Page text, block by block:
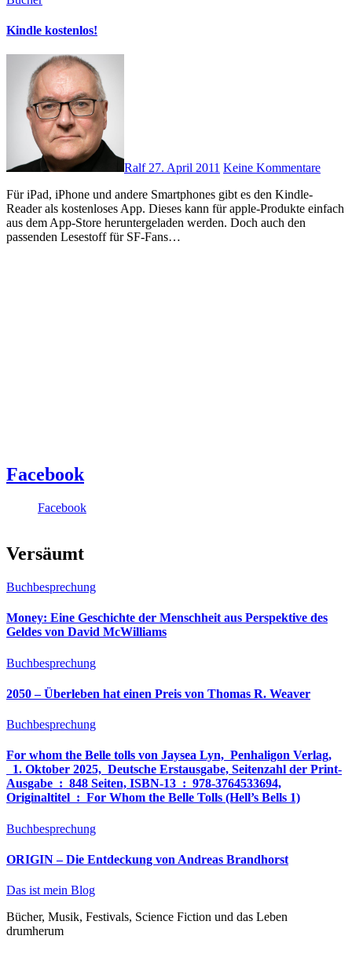
Kindle kostenlos!
Ralf27. April 2011 Keine Kommentare
Für iPad, iPhone und andere Smartphones gibt es den Kindle-
Reader als kostenloses App. Dieses kann für apple-Produkte einfach
aus dem App-Store heruntergeladen werden. Doch auch den
passenden Lesestoff für SF-Fans…
Facebook
Facebook
Versäumt
Buchbesprechung
Money: Eine Geschichte der Menschheit aus Perspektive des
Geldes von David McWilliams
Buchbesprechung
2050 – Überleben hat einen Preis von Thomas R. Weaver
Buchbesprechung
For whom the Belle tolls von Jaysea Lyn, ‎ Penhaligon Verlag,
‎ 1. Oktober 2025, ‎ Deutsche Erstausgabe, Seitenzahl der Print-
Ausgabe ‏ : ‎ 848 Seiten, ISBN-13 ‏ : ‎ 978-3764533694,
Originaltitel ‏ : ‎ For Whom the Belle Tolls (Hell’s Bells 1)
Buchbesprechung
ORIGIN – Die Entdeckung von Andreas Brandhorst
Das ist mein Blog
Bücher, Musik, Festivals, Science Fiction und das Leben
drumherum